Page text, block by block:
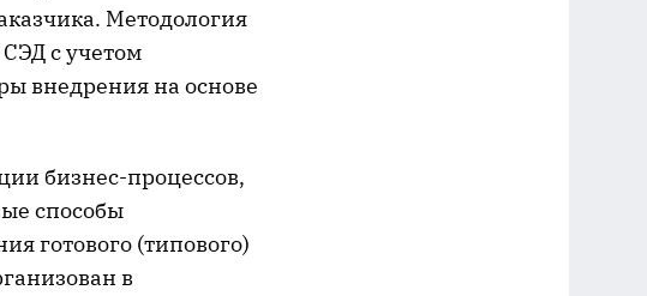
Методология
с учетом
внедрения на основе
бизнес-процессов,
способы
готового (типового)
в